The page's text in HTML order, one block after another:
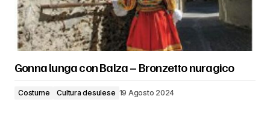
Gonna lunga con Balza – Bronzetto nuragico
Costume Cultura desulese 19 Agosto 2024